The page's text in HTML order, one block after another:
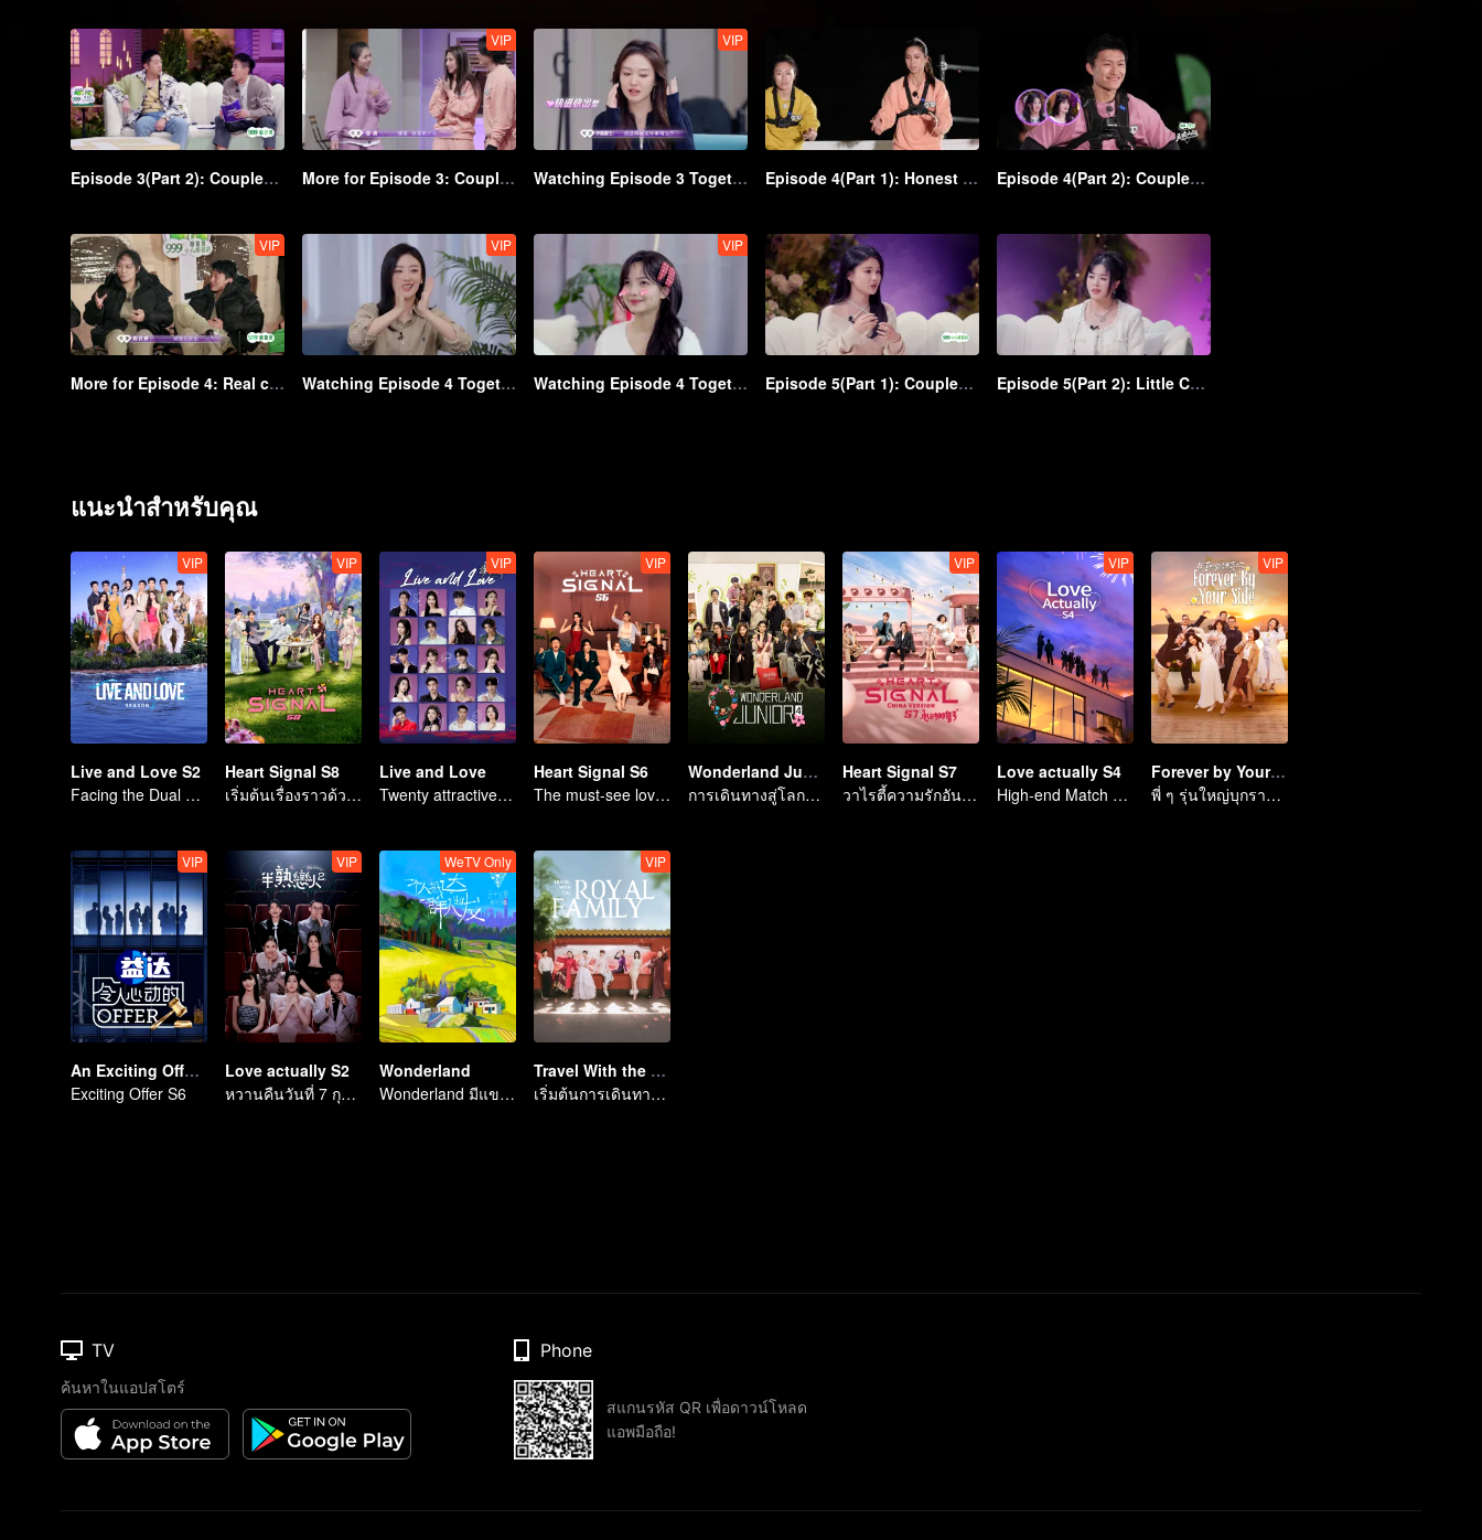
Episode 3(Part 2): Couples preparing to get married clash when they cross the border blindfolded
VIP
More for Episode 3: Couples spare no efforts to win the game
VIP
Watching Episode 3 Together: "Yu & Yuan" Couple challenge to blindfold and feed bread Episode 4(Part 1): Honest communication → The first couple to be persuaded to break up appear! Episode 4(Part 2): Couples preparing to get married fight together to survive
VIP
More for Episode 4: Real couples dare to express themselves in night chat time
VIP
Watching Episode 4 Together(Part 1): So sweet! Zhang Genyuan pampers Bei’er
VIP
Watching Episode 4 Together(Part 2): It's so sweet that "Zhuoqing" couple watch the scene together and show affection Episode 5(Part 1): Couples Q＆A → Someone smiles while someone worries Episode 5(Part 2): Little Cute Couple come back and have a sweet confession
แนะนำสำหรับคุณ
VIP
Live and Love S2
Facing the Dual Challenges of Love and Survival
VIP
Heart Signal S8
เริ่มต้นเรื่องราวด้วยการเดินทาง กล้าที่จะรักเถอะ
VIP
Live and Love
Twenty attractive men and women fall in love on a desert island
VIP
Heart Signal S6
The must-see love variety show in summer is coming back!
Wonderland Junior S4
การเดินทางสู่โลกใบใหม่ในทุ่งกว้าง
VIP
Heart Signal S7
วาไรตี้ความรักอันดับหนึ่ง
VIP
Love actually S4
High-end Match of Adults' ambiguity
VIP
Forever by Your Side
พี่ ๆ รุ่นใหญ่บุกรายการวาไรตี้ความรัก
VIP
An Exciting Offer S6
Exciting Offer S6
VIP
Love actually S2
หวานคืนวันที่ 7 กุมภาพันธ์
WeTV Only
Wonderland
Wonderland มีแขกมาแล้ว
VIP
Travel With the Royal Family
เริ่มต้นการเดินทางครั้งใหม่กับเหล่านายหญิงเจินหวน
TV
ค้นหาในแอปสโตร์
Phone
สแกนรหัส QR เพื่อดาวน์โหลด
แอพมือถือ!